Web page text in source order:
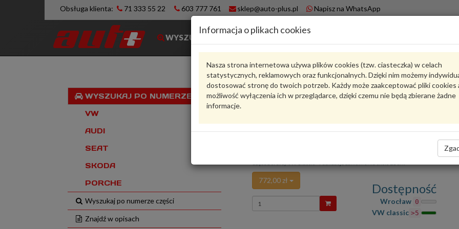
Obsługa klienta: 71 333 55 22 603 777 761 sklep@auto-plus.pl Napisz na WhatsApp
WYSZUKIWARKA
Informacja o plikach cookies
Nasza strona internetowa używa plików cookies (tzw. ciasteczka) w celach
statystycznych, reklamowych oraz funkcjonalnych. Dzięki nim możemy
dostosować stronę do twoich potrzeb. Każdy może zaakceptować pliki cookies
możliwość wyłączenia ich w przeglądarce, dzięki czemu nie będą zbierane żadne
informacje.
WYSZUKAJ PO NUMERZE VIN
VW
AUDI
SEAT
SKODA
PORCHE
Wyszukaj po numerze części
Znajdź w opisach
Karta produktu
oceń produkt
Zadaj pytanie o produkt
Refrigerant pipe for VW Passat B5 8D1260710C
772,00 zł
Wprowadź
ilość
Dostępność
Wrocław 0
VW classic >5